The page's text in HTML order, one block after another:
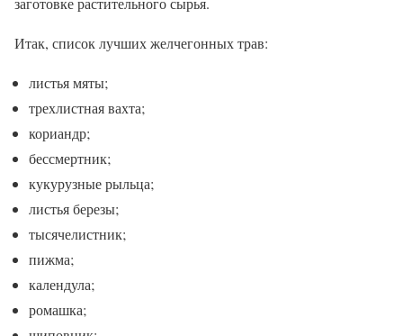
Итак, список лучших желчегонных трав:
листья мяты;
трехлистная вахта;
кориандр;
бессмертник;
кукурузные рыльца;
листья березы;
тысячелистник;
пижма;
календула;
ромашка;